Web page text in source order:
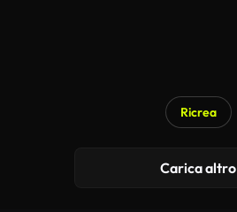
Ricrea
Carica altro